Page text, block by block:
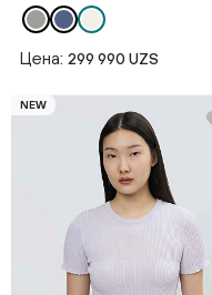
Цена: 299 990 UZS
NEW